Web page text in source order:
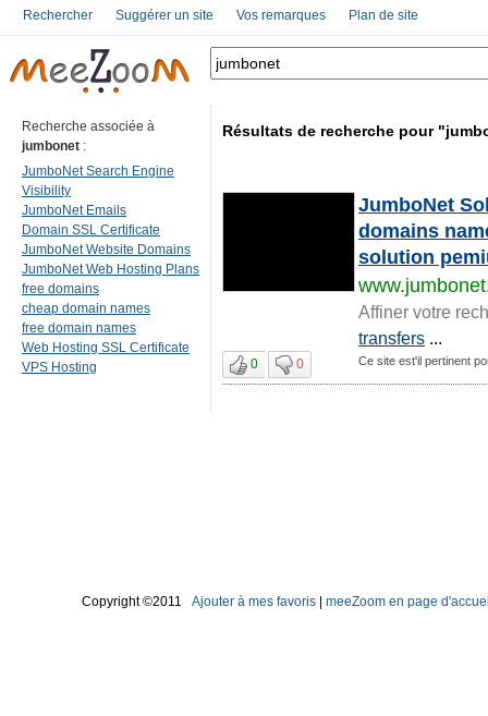
Rechercher Suggérer un site Vos remarques Plan de site
Recherche associée à
jumbonet :
JumboNet Search Engine
Visibility
JumboNet Emails
Domain SSL Certificate
JumboNet Website Domains
JumboNet Web Hosting Plans
free domains
cheap domain names
free domain names
Web Hosting SSL Certificate
VPS Hosting
Résultats de recherche pour
JumboNet
domains
solution
Affiner votre
transfers ...
0 0 Ce site est'il pertinent
Copyright ©2011 Ajouter à mes favoris meeZoom en page